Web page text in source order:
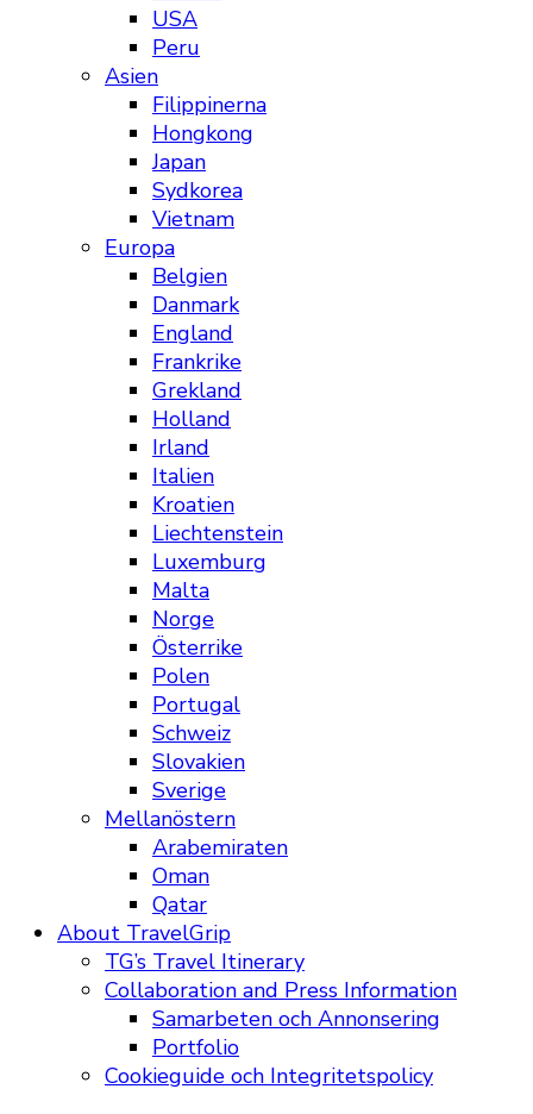
USA
Peru
Asien
Filippinerna
Hongkong
Japan
Sydkorea
Vietnam
Europa
Belgien
Danmark
England
Frankrike
Grekland
Holland
Irland
Italien
Kroatien
Liechtenstein
Luxemburg
Malta
Norge
Österrike
Polen
Portugal
Schweiz
Slovakien
Sverige
Mellanöstern
Arabemiraten
Oman
Qatar
About TravelGrip
TG’s Travel Itinerary
Collaboration and Press Information
Samarbeten och Annonsering
Portfolio
Cookieguide och Integritetspolicy